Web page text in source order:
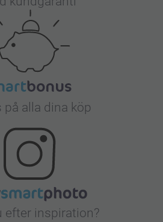
på alla dina köp
efter inspiration?